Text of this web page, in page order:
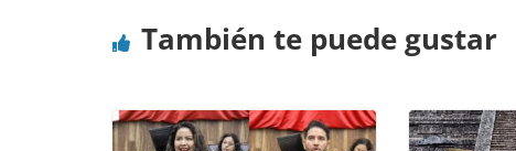
También te puede gustar